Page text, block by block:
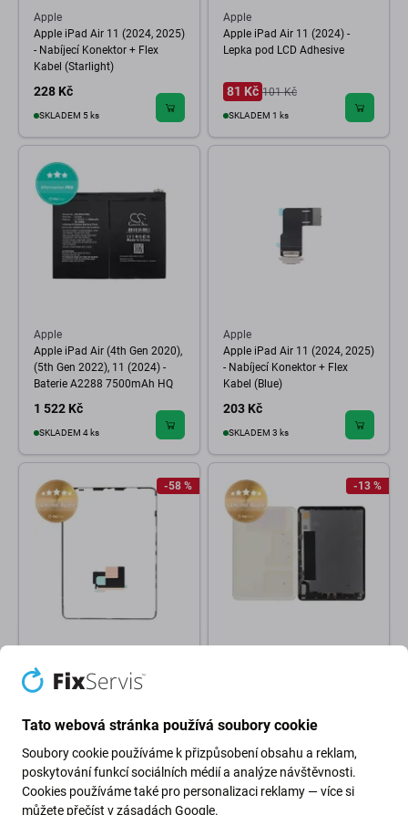
Apple
Apple iPad Air 11 (2024, 2025)
- Nabíjecí Konektor + Flex
Kabel (Starlight)
228 Kč
SKLADEM 5 ks
Apple
Apple iPad Air 11 (2024) -
Lepka pod LCD Adhesive
81 Kč 101 Kč
SKLADEM 1 ks
Apple
Apple iPad Air (4th Gen 2020),
(5th Gen 2022), 11 (2024) -
Baterie A2288 7500mAh HQ
1 522 Kč
SKLADEM 4 ks
Apple
Apple iPad Air 11 (2024, 2025)
- Nabíjecí Konektor + Flex
Kabel (Blue)
203 Kč
SKLADEM 3 ks
-58 %
Lepka pod LCD Adhesive pro
iPad Air 11 (2024) | WiFi | 923-
SKLADEM 1 ks
-13 %
9 677 Kč 11 167 Kč
OČEKÁVAME 1 ks,
Tato webová stránka používá soubory cookie
Soubory cookie používáme k přizpůsobení obsahu a reklam,
poskytování funkcí sociálních médií a analýze návštěvnosti.
Cookies používáme také pro personalizaci reklamy — více si
můžete přečíst vzásadách Google.